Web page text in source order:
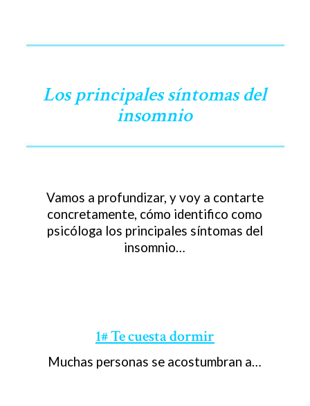
Los principales síntomas del
insomnio
Vamos a profundizar, y voy a contarte
concretamente, cómo identifico como
psicóloga los principales síntomas del
insomnio…
1# Te cuesta dormir
Muchas personas se acostumbran a…